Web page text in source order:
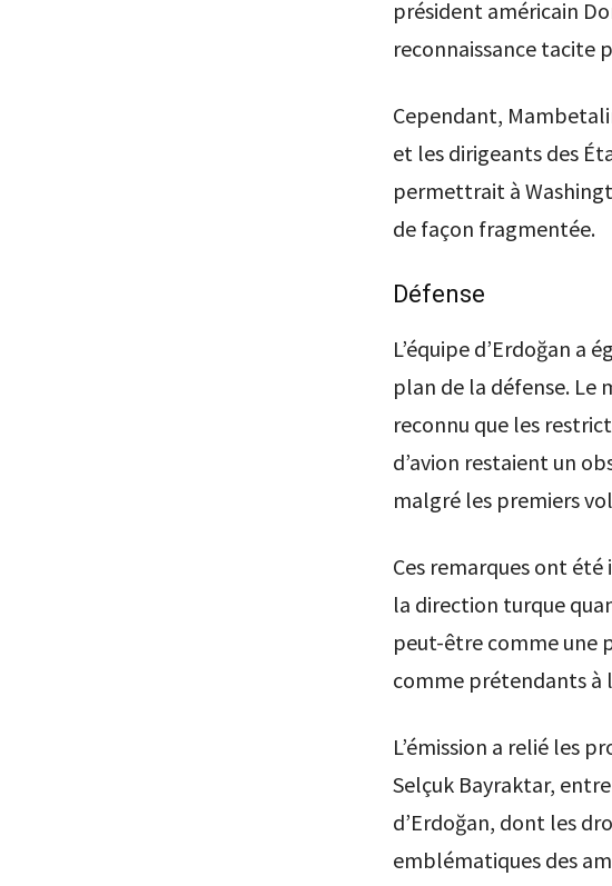
président américain
reconnaissance tacite
Cependant,
et les dirigeants des
permettrait à
de façon fragmentée.
Défense
L’équipe d’Erdoğan a
plan de la défense. Le
reconnu que les
d’avion restaient un
malgré les premiers
Ces remarques ont
la direction turque
peut-être comme une
comme prétendants à
L’émission a relié les
Selçuk Bayraktar,
d’Erdoğan, dont les
emblématiques des